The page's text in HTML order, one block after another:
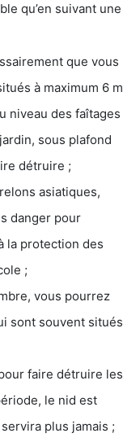
qu’en suivant une
que vous
à maximum 6 m
niveau des faîtages
sous plafond
détruire ;
asiatiques,
danger pour
la protection des
;
vous pourrez
sont souvent situés
faire détruire les
le nid est
plus jamais ;